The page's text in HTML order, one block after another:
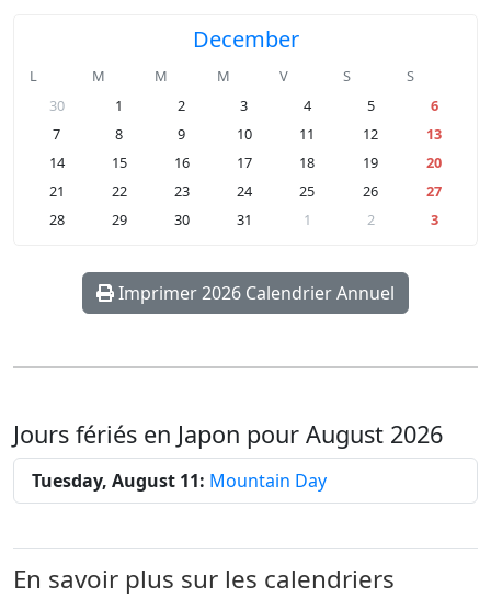
December
L M M M V S
S
30
1 2 3 4 5
6
7
8 9 10 11 12
13
14
15 16 17 18 19
20
21
22 23 24 25 26
27
28
29 30 31 1 2 3
Imprimer 2026 Calendrier Annuel
Jours fériés en Japon pour August 2026
Tuesday, August 11: Mountain Day
En savoir plus sur les calendriers